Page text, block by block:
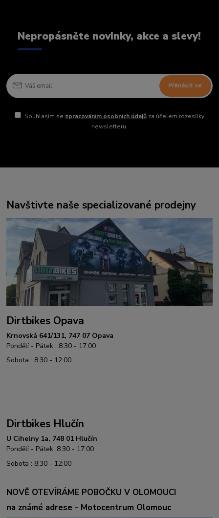
Nepropásněte novinky, akce a slevy!
Přihlásit se
Souhlasím se zpracováním osobních údajůza účelem rozesílky
newsletteru.
Navštivte naše specializované prodejny
Dirtbikes Opava
Krnovská 641/131, 747 07 Opava
Pondělí - Pátek : 8:30 - 17:00
Sobota : 8:30 - 12:00
Dirtbikes Hlučín
U Cihelny 1a, 748 01 Hlučín
Pondělí - Pátek: 8:30 - 17:00
Sobota : 8:30 - 12:00
NOVĚ OTEVÍRÁME POBOČKU V OLOMOUCI
na známé adrese - Motocentrum Olomouc